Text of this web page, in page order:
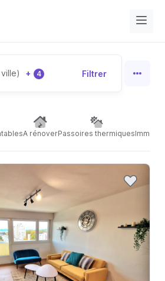
+ 4 Filtrer
A rénoverPassoires thermiques